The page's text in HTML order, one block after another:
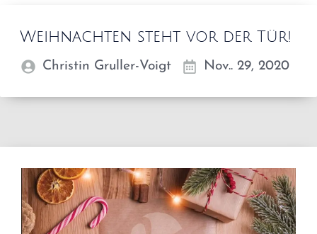
Weihnachten steht vor der Tür!
Christin Gruller-Voigt Nov.. 29, 2020